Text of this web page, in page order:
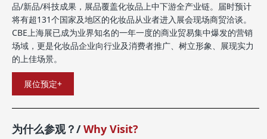
品/新品/科技成果，展品覆盖化妆品上中下游全产业链。届时预计
将有超131个国家及地区的化妆品从业者进入展会现场商贸洽谈。
CBE上海展已成为业界知名的一年一度的商业贸易集中爆发的营销
场域，更是化妆品企业向行业及消费者推广、树立形象、展现实力
的上佳场景。
展位预定+
为什么参观？/Why Visit?